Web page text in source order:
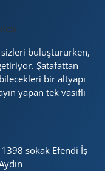
buluştururken,
Şatafattan
bir altyapı
yapan tek vasıflı
sokak Efendi İş